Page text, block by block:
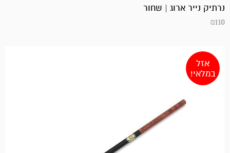
נרתיק נייר ארוג | שחור
₪110
אזל
במלאי!